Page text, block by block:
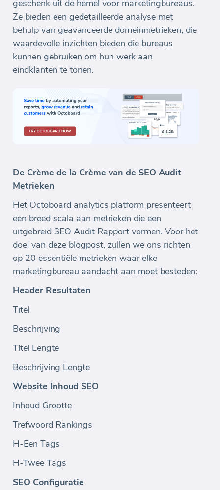
geschenk uit de hemel voor marketingbureaus.
Ze bieden een gedetailleerde analyse met
behulp van geavanceerde domeinmetrieken, die
waardevolle inzichten bieden die bureaus
kunnen gebruiken om hun werk aan
eindklanten te tonen.
De Crème de la Crème van de SEO Audit
Metrieken
Het Octoboard analytics platform presenteert
een breed scala aan metrieken die een
uitgebreid SEO Audit Rapport vormen. Voor het
doel van deze blogpost, zullen we ons richten
op 20 essentiële metrieken waar elke
marketingbureau aandacht aan moet besteden:
Header Resultaten
Titel
Beschrijving
Titel Lengte
Beschrijving Lengte
Website Inhoud SEO
Inhoud Grootte
Trefwoord Rankings
H-Een Tags
H-Twee Tags
SEO Configuratie